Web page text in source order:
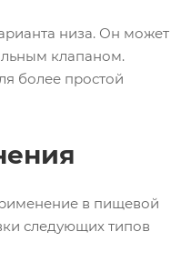
низа. Он может
клапаном.
более простой
в пищевой
следующих типов